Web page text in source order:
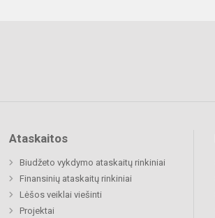
Ataskaitos
Biudžeto vykdymo ataskaitų rinkiniai
Finansinių ataskaitų rinkiniai
Lėšos veiklai viešinti
Projektai